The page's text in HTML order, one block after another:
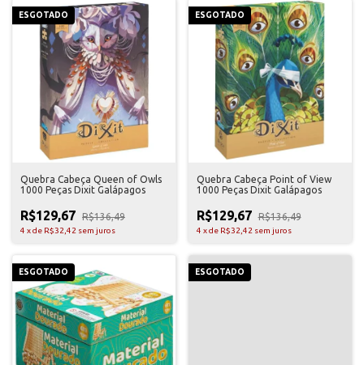
ESGOTADO
Quebra Cabeça Queen of Owls
1000 Peças Dixit Galápagos
R$129,67 R$136,49
4 xde R$32,42 sem juros
ESGOTADO
Quebra Cabeça Point of View
1000 Peças Dixit Galápagos
R$129,67 R$136,49
4 xde R$32,42 sem juros
ESGOTADO ESGOTADO